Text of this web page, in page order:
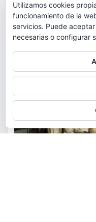
torrent al dia
Utilizamos cookies
funcionamiento de la
servicios. Puede
necesarias o configurar
Para obtener más